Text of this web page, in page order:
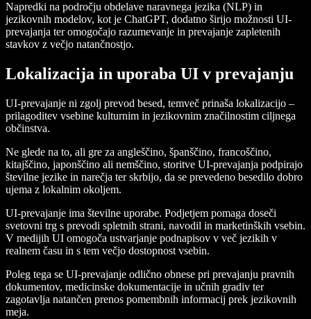
Napredki na področju obdelave naravnega jezika (NLP) in
jezikovnih modelov, kot je ChatGPT, dodatno širijo možnosti UI-
prevajanja ter omogočajo razumevanje in prevajanje zapletenih
stavkov z večjo natančnostjo.
Lokalizacija in uporaba UI v prevajanju
UI-prevajanje ni zgolj prevod besed, temveč prinaša lokalizacijo –
prilagoditev vsebine kulturnim in jezikovnim značilnostim ciljnega
občinstva.
Ne glede na to, ali gre za angleščino, španščino, francoščino,
kitajščino, japonščino ali nemščino, storitve UI-prevajanja podpirajo
številne jezike in narečja ter skrbijo, da se prevedeno besedilo dobro
ujema z lokalnim okoljem.
UI-prevajanje ima številne uporabe. Podjetjem pomaga doseči
svetovni trg s prevodi spletnih strani, navodil in marketinških vsebin.
V medijih UI omogoča ustvarjanje podnapisov v več jezikih v
realnem času in s tem večjo dostopnost vsebin.
Poleg tega se UI-prevajanje odlično obnese pri prevajanju pravnih
dokumentov, medicinske dokumentacije in učnih gradiv ter
zagotavlja natančen prenos pomembnih informacij prek jezikovnih
meja.